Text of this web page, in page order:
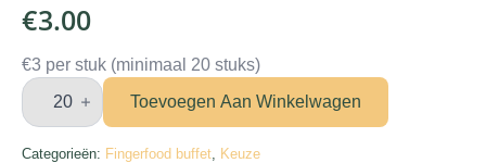
€3.00
€3 per stuk (minimaal 20 stuks)
Fruit
glaasjes
Toevoegen Aan Winkelwagen
Categorieën: Fingerfood buffet, Keuze